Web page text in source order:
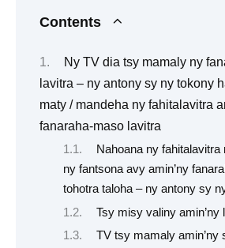
Contents
Ny TV dia tsy mamaly ny
lavitra – ny antony sy ny tokony
maty / mandeha ny fahitalavitra
fanaraha-maso lavitra
Nahoana ny
ny fantsona avy amin’ny
tohotra taloha – ny antony sy
Tsy misy valiny amin’ny
TV tsy mamaly amin’ny